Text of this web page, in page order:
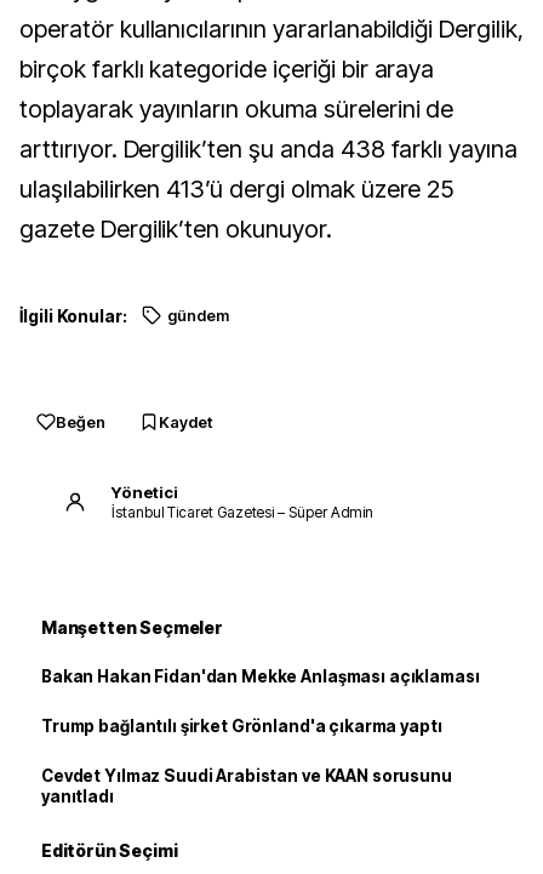
operatör kullanıcılarının yararlanabildiği Dergilik,
birçok farklı kategoride içeriği bir araya
toplayarak yayınların okuma sürelerini de
arttırıyor. Dergilik’ten şu anda 438 farklı yayına
ulaşılabilirken 413’ü dergi olmak üzere 25
gazete Dergilik’ten okunuyor.
İlgili Konular: gündem
Beğen Kaydet
Yönetici
İstanbul Ticaret Gazetesi – Süper Admin
Manşetten Seçmeler
Bakan Hakan Fidan'dan Mekke Anlaşması açıklaması
Trump bağlantılı şirket Grönland'a çıkarma yaptı
Cevdet Yılmaz Suudi Arabistan ve KAAN sorusunu
yanıtladı
Editörün Seçimi